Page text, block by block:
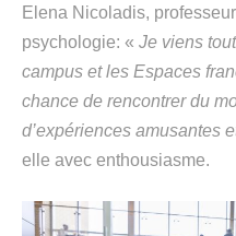
Elena Nicoladis,
psychologie: « Je viens
campus et les Espaces
chance de rencontrer du
d’expériences amusantes
elle avec enthousiasme.